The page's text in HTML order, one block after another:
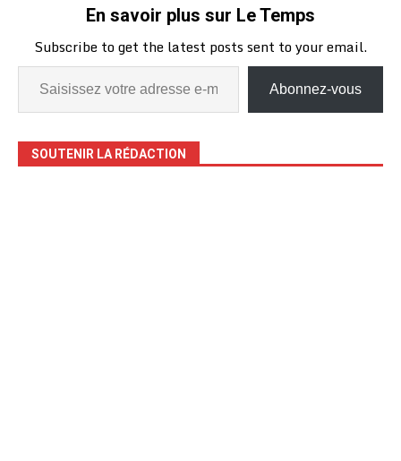
En savoir plus sur Le Temps
Subscribe to get the latest posts sent to your email.
Abonnez-vous
SOUTENIR LA RÉDACTION